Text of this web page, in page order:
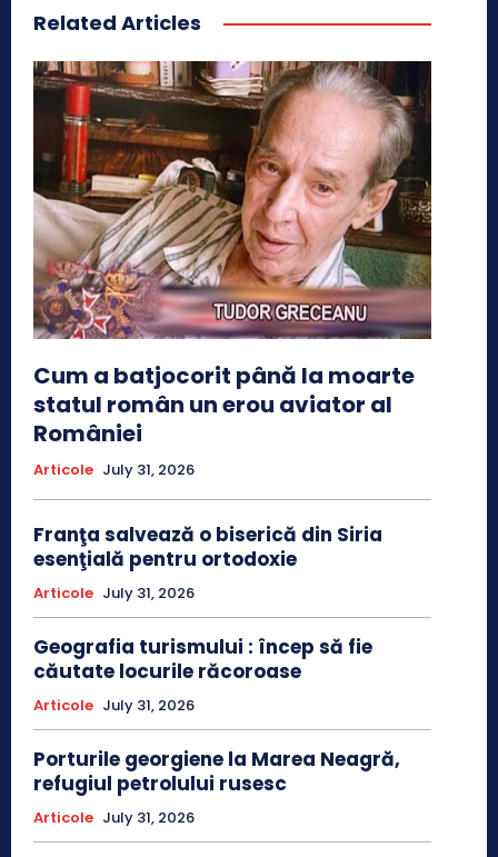
Related Articles
Cum a batjocorit până la moarte
statul român un erou aviator al
României
Articole July 31, 2026
Franţa salvează o biserică din Siria
esenţială pentru ortodoxie
Articole July 31, 2026
Geografia turismului : încep să fie
căutate locurile răcoroase
Articole July 31, 2026
Porturile georgiene la Marea Neagră,
refugiul petrolului rusesc
Articole July 31, 2026